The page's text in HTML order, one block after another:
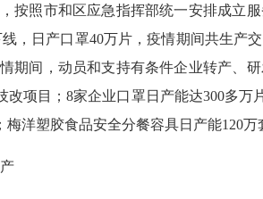
照市和区应急指挥部统一安排成立
，日产口罩40万片，疫情期间共生产
期间，动员和支持有条件企业转产、
项目；8家企业口罩日产能达300多
洋塑胶食品安全分餐容具日产能120万